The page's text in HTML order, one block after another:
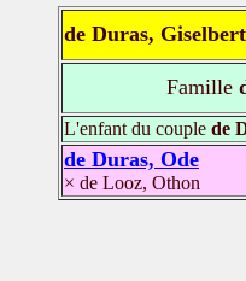
de Duras, Giselbert
Famille
L'enfant du couple de
de Duras, Ode
× de Looz, Othon